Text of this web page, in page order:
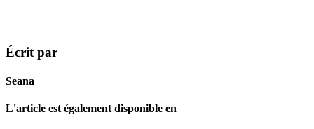
Écrit par
Seana
L'article est également disponible en